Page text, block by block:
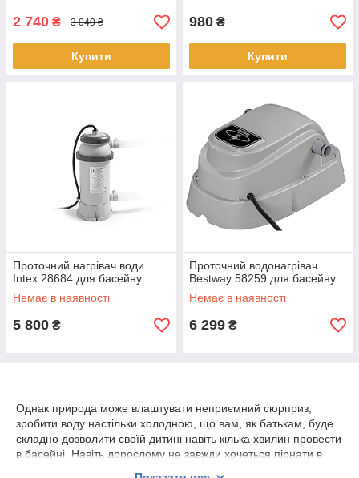
2 740 ₴ 3 040 ₴
Купити
980 ₴
Купити
Проточний нагрівач води
Intex 28684 для басейну
Немає в наявності
5 800 ₴
Проточний водонагрівач
Bestway 58259 для басейну
Немає в наявності
6 299 ₴
Однак природа може влаштувати неприємний сюрприз,
зробити воду настільки холодною, що вам, як батькам, буде
складно дозволити своїй дитині навіть кілька хвилин провести
в басейні. Навіть дорослому не завжди хочеться пірнати в